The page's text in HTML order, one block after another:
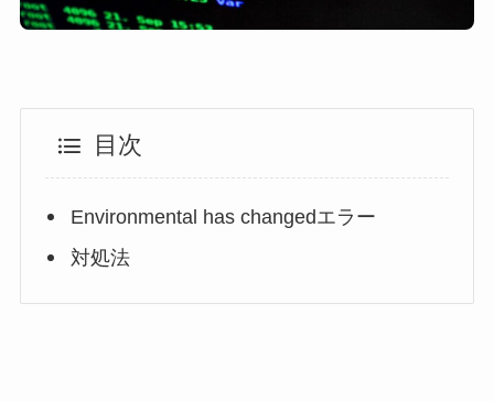
目次
Environmental has changedエラー
対処法